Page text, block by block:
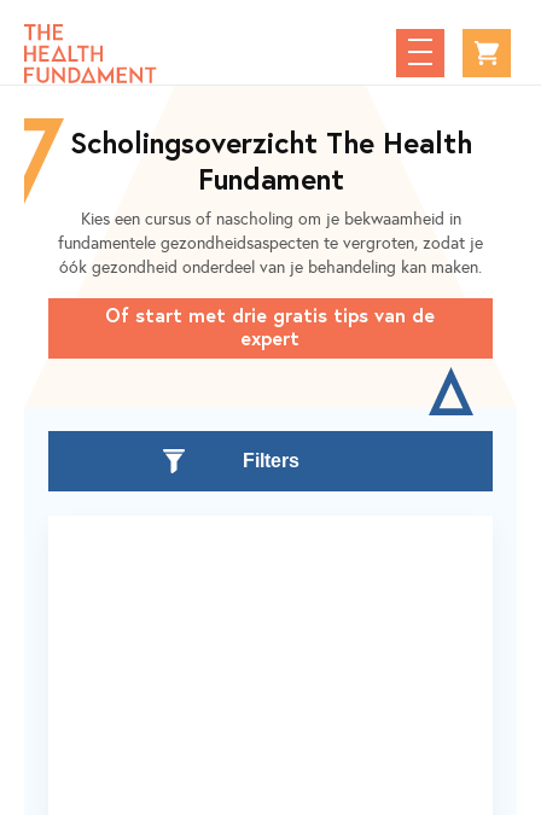
Scholingsoverzicht The Health
Fundament
Kies een cursus of nascholing om je bekwaamheid in
fundamentele gezondheidsaspecten te vergroten, zodat je
óók gezondheid onderdeel van je behandeling kan maken.
Of start met drie gratis tips van de
expert
Filters